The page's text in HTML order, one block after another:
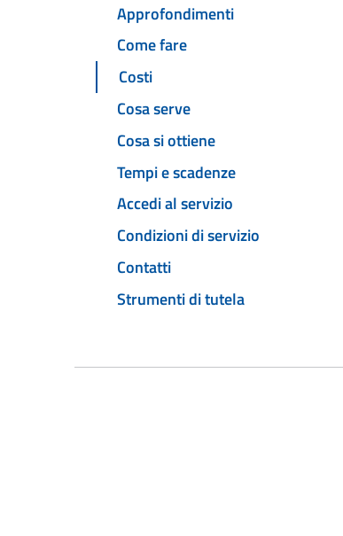
Approfondimenti
Come fare
Costi
Cosa serve
Cosa si ottiene
Tempi e scadenze
Accedi al servizio
Condizioni di servizio
Contatti
Strumenti di tutela